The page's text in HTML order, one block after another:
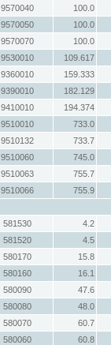
9570040
100.0
9570050
100.0
9570070
100.0
9530010
109.617
9360010
159.333
9390010
182.129
9410010
194.374
9510010
733.0
9510132
733.7
9510060
745.0
9510063
755.7
9510066
755.9
581530
4.2
581520
4.5
580170
15.8
580160
16.1
580090
47.6
580080
48.0
580070
60.7
580060
60.8